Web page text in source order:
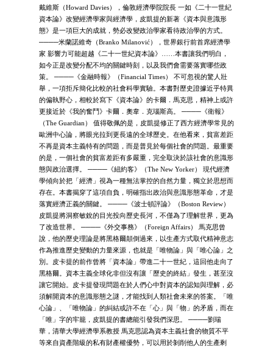
戴維斯（Howard Davies），倫敦經濟學院院長 一如《二十一世紀
資本論》改變經濟學家與經濟學，皮凱提的新著《資本與意識形
態》是一項巨大的成就，勢必改變政治學家看待政治學的方式。
────米蘭諾維奇（Branko Milanović），世界銀行前首席經濟學
家 影響力可能超越《二十一世紀資本論》……本書讓我們明白，
如今正是改變分配不均的關鍵時刻，以及我們會需要落實哪些政
策。 ────《金融時報》（Financial Times） 不可忽視的驚人壯
舉，一項拒斥簡化比較的社會科學實驗。本書對歷史證據近乎特異
的偏執野心，相較於寫下《資本論》的卡爾．馬克思，精神上或許
更接近於《我的奮鬥》卡爾．奧韋．克瑙斯高。 ────《衛報》
（The Guardian） 值得敬佩的是，皮凱提修正了西方經濟學常見的
歐洲中心論，將眼光拉到更長遠的全球歷史。在他看來，貧富差距
不再是資本主義特有的問題，而是普見於每個社會的問題。最重要
的是，一個社會的貧富差距有多嚴重，完全取決於該社會的意識形
態與政治選擇。 ────《紐約客》（The New Yorker） 現代經濟
學傾向於把「經濟」視為一種無法掌控的自然力量，獨立於思想而
存在。本書揭穿了這項自負，明確指出政治與意識形態革命，才是
落實經濟正義的關鍵。 ────《波士頓評論》（Boston Review）
皮凱提將洞察敏銳的目光投向歷史長河，不僅為了理解世界，更為
了改造世界。 ────《外交事務》（Foreign Affairs） 馬克思曾
說，他的歷史理論是將黑格爾顛倒過來，以生產方式取代精神意志
作為推進歷史變動的力量來源，也就是「唯物論」與「唯心論」之
別。皮卡提的前作曾將「資本論」帶進二十一世紀，這回他走向了
黑格爾。資本主義全球化非但沒有讓「歷史的終結」發生，甚至沒
讓它開始。皮卡提發現問題在於人們心中對資本的認知與理解，必
須解開資本的意識形態之謎，才能找到人類社會未來的答案。「唯
心論」、「唯物論」的糾結或許不在「心」與「物」的矛盾，而在
「唯」字的牢籠，皮凱提的書總能引發我們深思。 ────劉瑞
華，清華大學經濟學系教授 馬克思認為資本主義社會的物質不平
等來自資產階級的私有財產權優勢，可以用於剝削他人的生產剩